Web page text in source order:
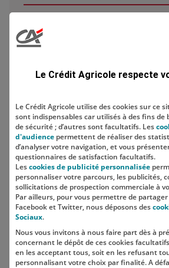
Localisation
SUIVEZ-NOUS SUR LES
SOCIAUX
Le Crédit Agricole respecte
Le Crédit Agricole utilise des cookies sur ce
sont indispensables car utilisés à des fins
de sécurité ; d’autres sont facultatifs. Les
d'audience permettent de réaliser des
d’analyser votre navigation, et vous
questionnaires de satisfaction facultatifs.
Lescookies de publicité personnalisée
personnaliser votre parcours, les publicités,
sollicitations de prospection commerciale à
Par ailleurs, pour vous permettre de
Facebook et Twitter, nous déposons des
Sociaux.
Nous vous invitons à nous faire part dès à
concernant le dépôt de ces cookies
en les acceptant tous, soit en les refusant
personnalisant votre choix par finalité. A